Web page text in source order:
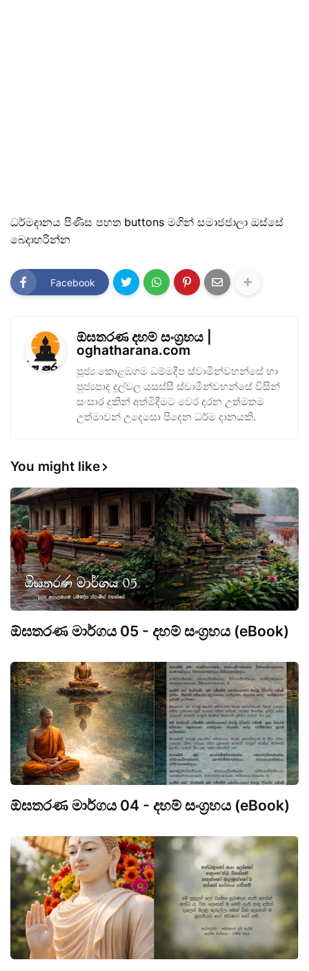
ධර්මදානය පිණිස පහත buttons මගින් සමාජජාලා ඔස්සේ
බෙදාහරින්න
Facebook
ඕඝතරණ දහම් සංග්‍රහය |
oghatharana.com
පූජ්‍ය කොළඹගම ධම්මදීප ස්වාමීන්වහන්සේ හා
පුජ්‍යපාද දූල්වල යසස්සී ස්වාමීන්වහන්සේ විසින්
සංසාර දුකින් අත්මිදීමට වෙර දරන උත්මතම
උත්මාවන් උදෙසො පිදෙන ධර්ම දානයකි.
You might like
ඕඝතරණ මාර්ගය 05 - දහම් සංග්‍රහය (eBook)
ඕඝතරණ මාර්ගය 04 - දහම් සංග්‍රහය (eBook)